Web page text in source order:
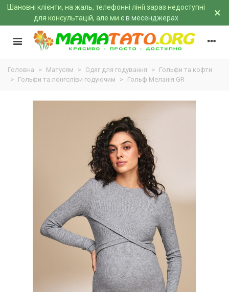
Шановні клієнти, на жаль, телефонні лінії зараз недоступні
для консультацій, але ми єв месенджерах ×
Головна > Матусям > Одяг для годування > Гольфи та кофти
> Гольфи та лонгсліви годуючим > Гольф Меланія GR